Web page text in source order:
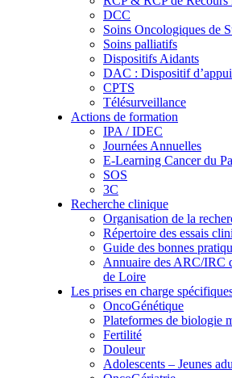
DCC
Soins Oncologiques de
Soins palliatifs
Dispositifs Aidants
DAC : Dispositif
CPTS
Télésurveillance
Actions de formation
IPA / IDEC
Journées Annuelles
E-Learning Cancer du
SOS
3C
Recherche clinique
Organisation de la
Répertoire des essais
Guide des bonnes
Annuaire des ARC/IRC
de Loire
Les prises en charge
OncoGénétique
Plateformes de biologie
Fertilité
Douleur
Adolescents – Jeunes